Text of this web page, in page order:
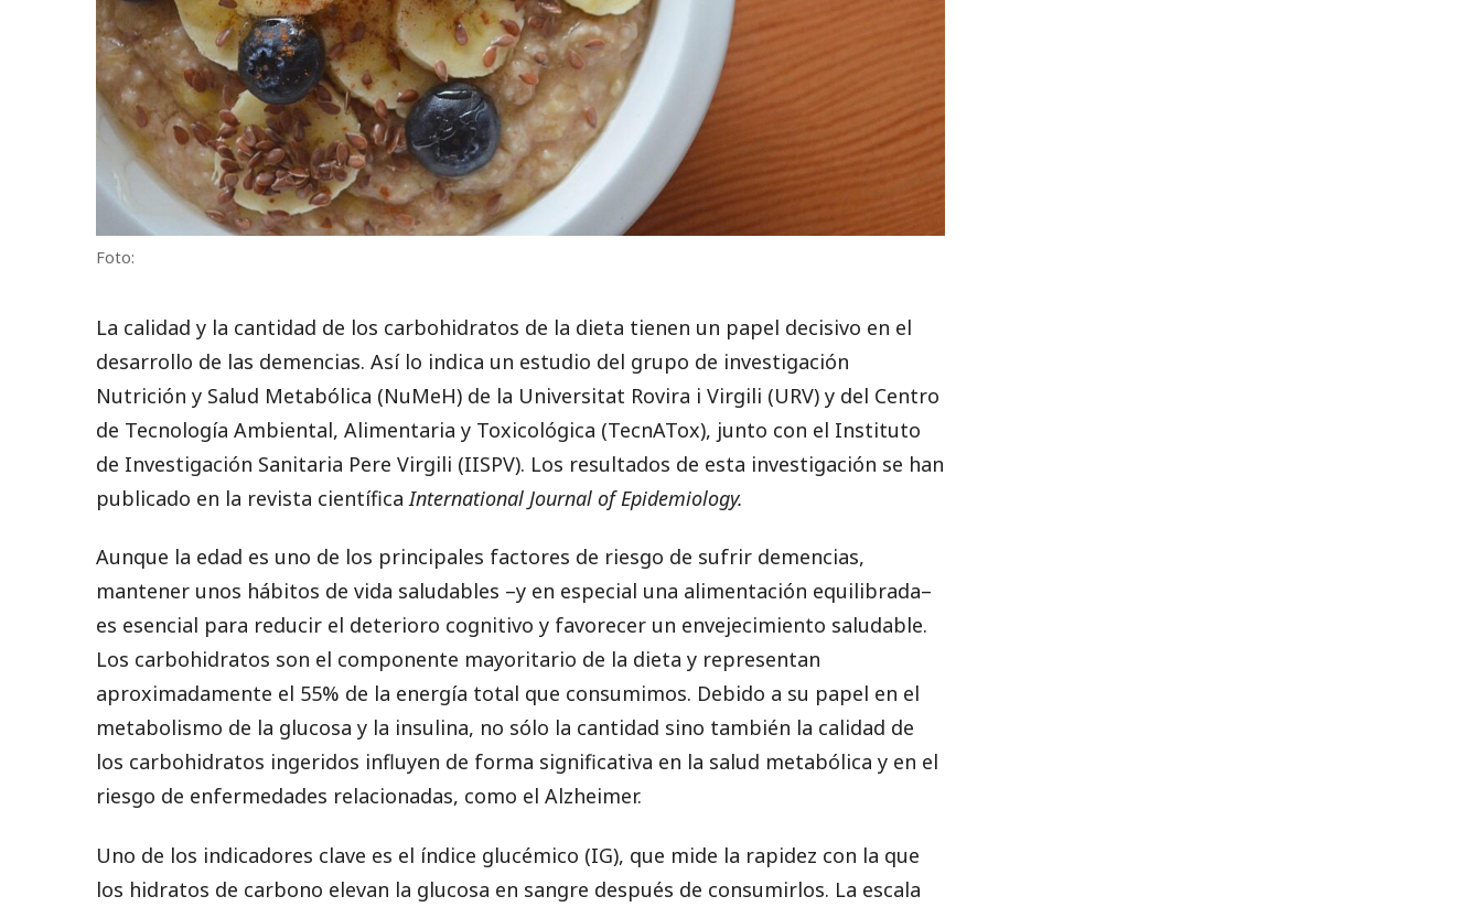
Foto:
La calidad y la cantidad de los carbohidratos de la dieta tienen un papel decisivo en el
desarrollo de las demencias. Así lo indica un estudio del grupo de investigación
Nutrición y Salud Metabólica (NuMeH) de la Universitat Rovira i Virgili (URV) y del Centro
de Tecnología Ambiental, Alimentaria y Toxicológica (TecnATox), junto con el Instituto
de Investigación Sanitaria Pere Virgili (IISPV). Los resultados de esta investigación se han
publicado en la revista científicaInternational Journal of Epidemiology.
Aunque la edad es uno de los principales factores de riesgo de sufrir demencias,
mantener unos hábitos de vida saludables –y en especial una alimentación equilibrada–
es esencial para reducir el deterioro cognitivo y favorecer un envejecimiento saludable.
Los carbohidratos son el componente mayoritario de la dieta y representan
aproximadamente el 55% de la energía total que consumimos. Debido a su papel en el
metabolismo de la glucosa y la insulina, no sólo la cantidad sino también la calidad de
los carbohidratos ingeridos influyen de forma significativa en la salud metabólica y en el
riesgo de enfermedades relacionadas, como el Alzheimer.
Uno de los indicadores clave es el índice glucémico (IG), que mide la rapidez con la que
los hidratos de carbono elevan la glucosa en sangre después de consumirlos. La escala